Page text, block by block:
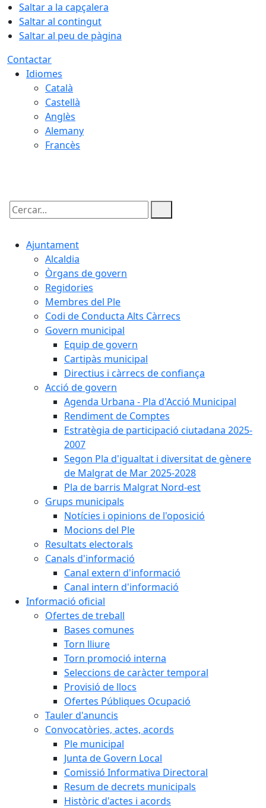
Saltar a la capçalera
Saltar al contingut
Saltar al peu de pàgina
Contactar
Idiomes
Català
Castellà
Anglès
Alemany
Francès
Cercar:
Ajuntament
Alcaldia
Òrgans de govern
Regidories
Membres del Ple
Codi de Conducta Alts Càrrecs
Govern municipal
Equip de govern
Cartipàs municipal
Directius i càrrecs de confiança
Acció de govern
Agenda Urbana - Pla d'Acció Municipal
Rendiment de Comptes
Estratègia de participació ciutadana 2025-
2007
Segon Pla d'igualtat i diversitat de gènere
de Malgrat de Mar 2025-2028
Pla de barris Malgrat Nord-est
Grups municipals
Notícies i opinions de l'oposició
Mocions del Ple
Resultats electorals
Canals d'informació
Canal extern d'informació
Canal intern d'informació
Informació oficial
Ofertes de treball
Bases comunes
Torn lliure
Torn promoció interna
Seleccions de caràcter temporal
Provisió de llocs
Ofertes Públiques Ocupació
Tauler d'anuncis
Convocatòries, actes, acords
Ple municipal
Junta de Govern Local
Comissió Informativa Directoral
Resum de decrets municipals
Històric d'actes i acords